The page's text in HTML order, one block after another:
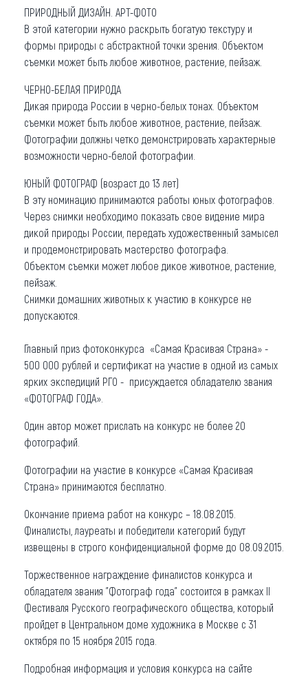
ПРИРОДНЫЙ ДИЗАЙН. АРТ-ФОТО
В этой категории нужно раскрыть богатую текстуру и
формы природы с абстрактной точки зрения. Объектом
съемки может быть любое животное, растение, пейзаж.
ЧЕРНО-БЕЛАЯ ПРИРОДА
Дикая природа России в черно-белых тонах. Объектом
съемки может быть любое животное, растение, пейзаж.
Фотографии должны четко демонстрировать характерные
возможности черно-белой фотографии.
ЮНЫЙ ФОТОГРАФ (возраст до 13 лет)
В эту номинацию принимаются работы юных фотографов.
Через снимки необходимо показать свое видение мира
дикой природы России, передать художественный замысел
и продемонстрировать мастерство фотографа.
Объектом съемки может любое дикое животное, растение,
пейзаж.
Cнимки домашних животных к участию в конкурсе не
допускаются.
Главный приз фотоконкурса «Самая Красивая Страна» -
500 000 рублей и сертификат на участие в одной из самых
ярких экспедиций РГО - присуждается обладателю звания
«ФОТОГРАФ ГОДА».
Один автор может прислать на конкурс не более 20
фотографий.
Фотографии на участие в конкурсе «Самая Красивая
Страна» принимаются бесплатно.
Окончание приема работ на конкурс – 18.08.2015.
Финалисты, лауреаты и победители категорий будут
извещены в строго конфиденциальной форме до 08.09.2015.
Торжественное награждение финалистов конкурса и
обладателя звания "Фотограф года" состоится в рамках II
Фестиваля Русского географического общества, который
пройдет в Центральном доме художника в Москве с 31
октября по 15 ноября 2015 года.
Подробная информация и условия конкурса на сайте